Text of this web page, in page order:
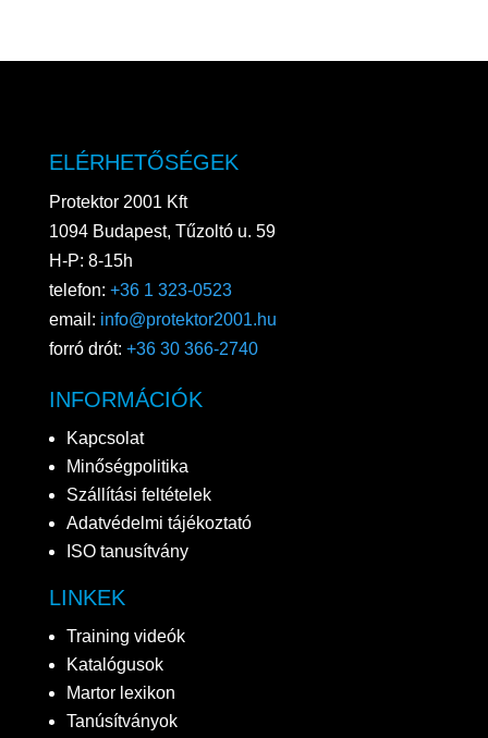
ELÉRHETŐSÉGEK
Protektor 2001 Kft
1094 Budapest, Tűzoltó u. 59
H-P: 8-15h
telefon: +36 1 323-0523
email: info@protektor2001.hu
forró drót: +36 30 366-2740
INFORMÁCIÓK
Kapcsolat
Minőségpolitika
Szállítási feltételek
Adatvédelmi tájékoztató
ISO tanusítvány
LINKEK
Training videók
Katalógusok
Martor lexikon
Tanúsítványok